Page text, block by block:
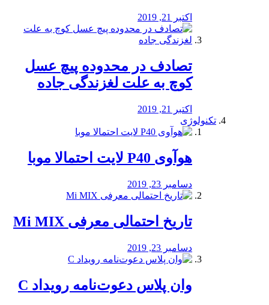
اکتبر 21, 2019
تصادف در محدوده پیچ عسل
کوچ به علت لغزندگی جاده
اکتبر 21, 2019
تکنولوژی
هوآوی P40 لایت احتمالا موبا
دسامبر 23, 2019
تاریخ احتمالی معرفی Mi MIX
دسامبر 23, 2019
وان پلاس دعوت‌نامه رویداد C